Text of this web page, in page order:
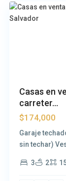
Casas en
carreter...
$174,000
Garaje
sin techar)
3 2
Carretera